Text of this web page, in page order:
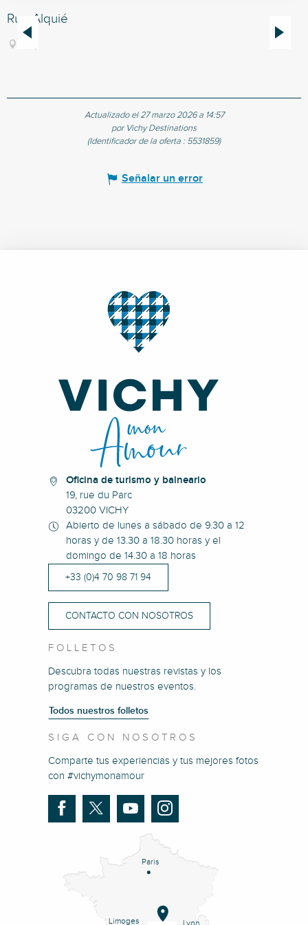
Rue Alquié
Actualizado el 27 marzo 2026 a 14:57
por Vichy Destinations
(Identificador de la oferta : 5531859)
Señalar un error
Oficina de turismo y balneario
19, rue du Parc
03200 VICHY
Abierto de lunes a sábado de 9.30 a 12
horas y de 13.30 a 18.30 horas y el
domingo de 14.30 a 18 horas
+33 (0)4 70 98 71 94
CONTACTO CON NOSOTROS
FOLLETOS
Descubra todas nuestras revistas y los
programas de nuestros eventos.
Todos nuestros folletos
SIGA CON NOSOTROS
Comparte tus experiencias y tus mejores fotos
con #vichymonamour
Paris
Lyon
Limoges